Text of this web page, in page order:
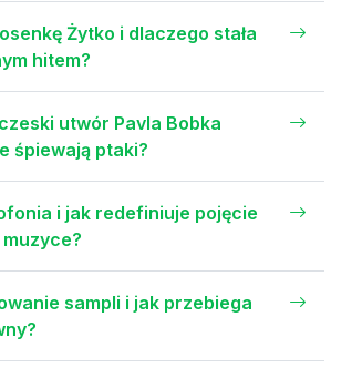
Żytko i dlaczego stała
hitem?
utwór Pavla Bobka
śpiewają ptaki?
i jak redefiniuje pojęcie
sampli i jak przebiega